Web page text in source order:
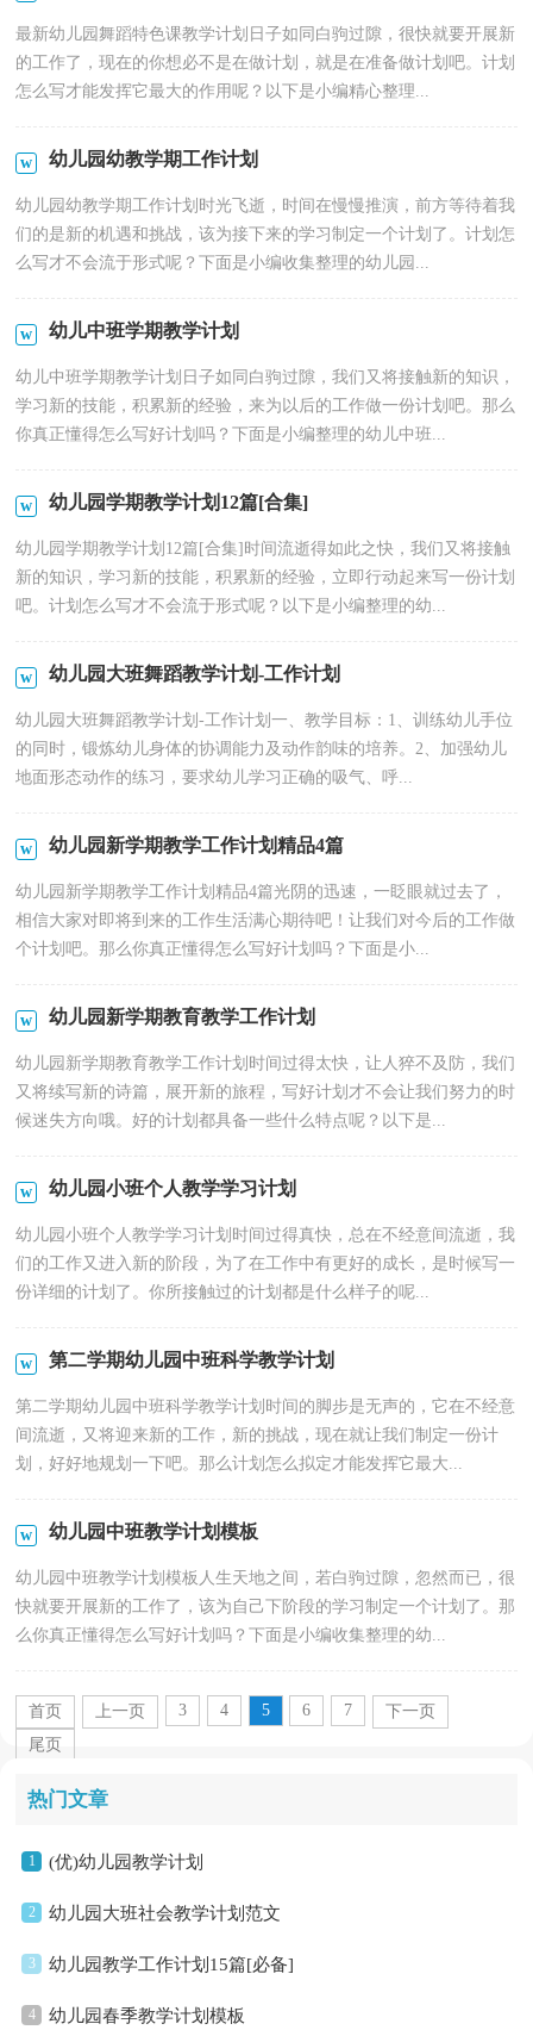
最新幼儿园舞蹈特色课教学计划日子如同白驹过隙，很快就要开展新
的工作了，现在的你想必不是在做计划，就是在准备做计划吧。计划
怎么写才能发挥它最大的作用呢？以下是小编精心整理...
幼儿园幼教学期工作计划
幼儿园幼教学期工作计划时光飞逝，时间在慢慢推演，前方等待着我
们的是新的机遇和挑战，该为接下来的学习制定一个计划了。计划怎
么写才不会流于形式呢？下面是小编收集整理的幼儿园...
幼儿中班学期教学计划
幼儿中班学期教学计划日子如同白驹过隙，我们又将接触新的知识，
学习新的技能，积累新的经验，来为以后的工作做一份计划吧。那么
你真正懂得怎么写好计划吗？下面是小编整理的幼儿中班...
幼儿园学期教学计划12篇[合集]
幼儿园学期教学计划12篇[合集]时间流逝得如此之快，我们又将接触
新的知识，学习新的技能，积累新的经验，立即行动起来写一份计划
吧。计划怎么写才不会流于形式呢？以下是小编整理的幼...
幼儿园大班舞蹈教学计划-工作计划
幼儿园大班舞蹈教学计划-工作计划一、教学目标：1、训练幼儿手位
的同时，锻炼幼儿身体的协调能力及动作韵味的培养。2、加强幼儿
地面形态动作的练习，要求幼儿学习正确的吸气、呼...
幼儿园新学期教学工作计划精品4篇
幼儿园新学期教学工作计划精品4篇光阴的迅速，一眨眼就过去了，
相信大家对即将到来的工作生活满心期待吧！让我们对今后的工作做
个计划吧。那么你真正懂得怎么写好计划吗？下面是小...
幼儿园新学期教育教学工作计划
幼儿园新学期教育教学工作计划时间过得太快，让人猝不及防，我们
又将续写新的诗篇，展开新的旅程，写好计划才不会让我们努力的时
候迷失方向哦。好的计划都具备一些什么特点呢？以下是...
幼儿园小班个人教学学习计划
幼儿园小班个人教学学习计划时间过得真快，总在不经意间流逝，我
们的工作又进入新的阶段，为了在工作中有更好的成长，是时候写一
份详细的计划了。你所接触过的计划都是什么样子的呢...
第二学期幼儿园中班科学教学计划
第二学期幼儿园中班科学教学计划时间的脚步是无声的，它在不经意
间流逝，又将迎来新的工作，新的挑战，现在就让我们制定一份计
划，好好地规划一下吧。那么计划怎么拟定才能发挥它最大...
幼儿园中班教学计划模板
幼儿园中班教学计划模板人生天地之间，若白驹过隙，忽然而已，很
快就要开展新的工作了，该为自己下阶段的学习制定一个计划了。那
么你真正懂得怎么写好计划吗？下面是小编收集整理的幼...
首页 上一页 3 4 5 6 7
下一页
尾页
热门文章
1 (优)幼儿园教学计划
2 幼儿园大班社会教学计划范文
3 幼儿园教学工作计划15篇[必备]
4 幼儿园春季教学计划模板